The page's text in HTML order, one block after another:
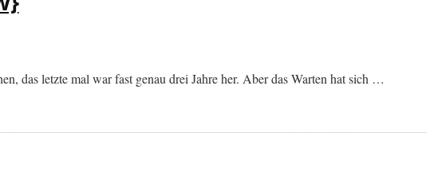
das letzte mal war fast genau drei Jahre her. Aber das Warten hat sich …